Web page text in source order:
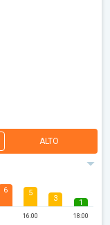
ALTO
6 5
16:00
3 1
18:00